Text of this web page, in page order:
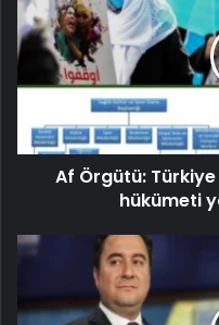
Af Örgütü:
hükümeti